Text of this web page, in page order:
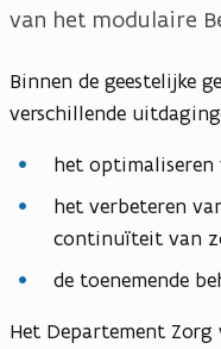
van het modulaire
Binnen de geestelijke
verschillende
het optimaliseren
het verbeteren
continuïteit van
de toenemende
Het Departement